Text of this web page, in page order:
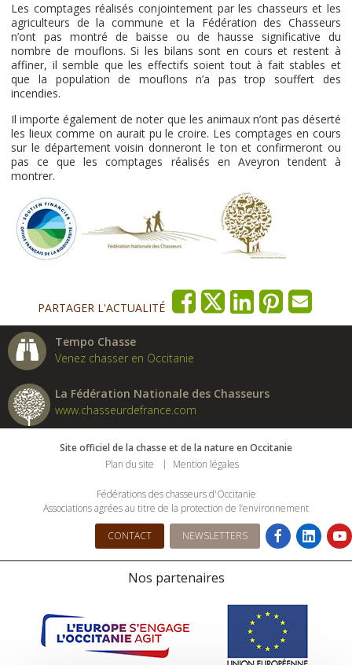
Les comptages réalisés conjointement par les chasseurs et les
agriculteurs de la commune et la Fédération des Chasseurs
n’ont pas montré de baisse ou de hausse significative du
nombre de mouflons. Si les bilans sont en cours et restent à
affiner, il semble que les effectifs soient tout à fait stables et
que la population de mouflons n’a pas trop souffert des
incendies.
Il importe également de noter que les animaux n’ont pas déserté
les lieux comme on aurait pu le croire. Les comptages en cours
sur le département voisin donneront le ton et confirmeront ou
pas ce que les comptages réalisés en Aveyron tendent à
montrer.
PARTAGER L'ACTUALITÉ
Tempo Chasse
Venez chasser en Occitanie
La Fédération Nationale des Chasseurs
www.chasseurdefrance.com
Site officiel de la chasse et de la nature en Occitanie
Plan du site
Mention légales
Fédérations des chasseurs d'Occitanie
Associations agrées au titre de la protection de l’environnement
CONTACT NEWSLETTERS
Nos partenaires